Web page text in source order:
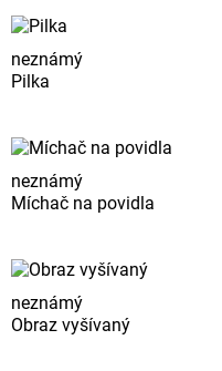
neznámý
Pilka
neznámý
Míchač na povidla
neznámý
Obraz vyšívaný